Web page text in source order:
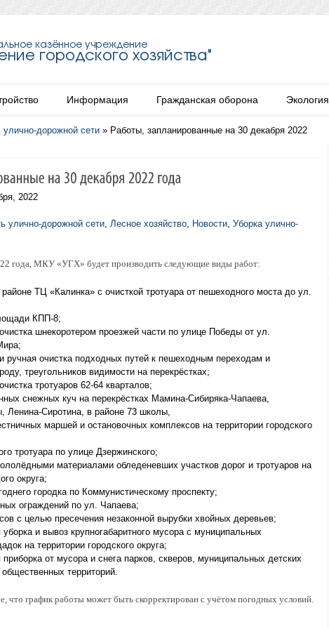
Информация Гражданская оборона Экология
улично-дорожной сети » Работы, запланированные на 30 декабря 2022
2022
улично-дорожной сети, Лесное хозяйство, Новости, Уборка улично-
года, МКУ «УГХ» будет производить следующие виды работ:
ТЦ «Калинка» с очисткой тротуара от пешеходного моста до ул.
КПП-8;
шнекоротером проезжей части по улице Победы от ул.
ручная очистка подходных путей к пешеходным переходам и
треугольников видимости на перекрёстках;
тротуаров 62-64 кварталов;
снежных куч на перекрёстках Мамина-Сибиряка-Чапаева,
Ленина-Сиротина, в районе 73 школы,
маршей и остановочных комплексов на территории городского
тротуара по улице Дзержинского;
материалами обледеневших участков дорог и тротуаров на
округа;
городка по Коммунистическому проспекту;
ограждений по ул. Чапаева;
с целью пресечения незаконной вырубки хвойных деревьев;
и вывоз крупногабаритного мусора с муниципальных
на территории городского округа;
от мусора и снега парков, скверов, муниципальных детских
территорий.
что график работы может быть скорректирован с учётом погодных условий.